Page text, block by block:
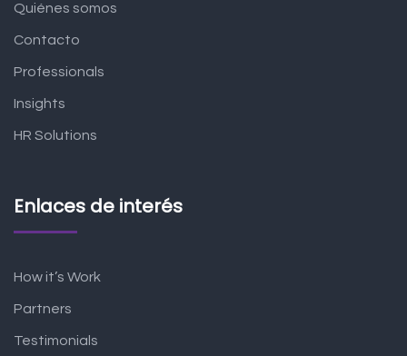
Quiénes somos
Contacto
Professionals
Insights
HR Solutions
Enlaces de interés
How it’s Work
Partners
Testimonials